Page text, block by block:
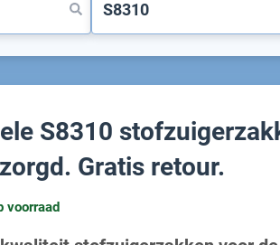
S8310
Gratis retour.
voorraad